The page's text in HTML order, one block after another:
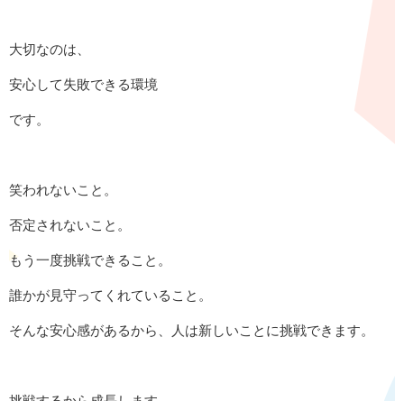
大切なのは、
安心して失敗できる環境
です。
笑われないこと。
否定されないこと。
もう一度挑戦できること。
誰かが見守ってくれていること。
そんな安心感があるから、人は新しいことに挑戦できます。